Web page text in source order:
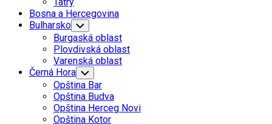
Bosna a Hercegovina
Bulharsko Toggle
Child
Menu
Burgaská oblast
Plovdivská oblast
Varenská oblast
Černá Hora Toggle
Child
Menu
Opština Bar
Opština Budva
Opština Herceg Novi
Opština Kotor